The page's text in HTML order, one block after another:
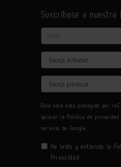
Suscríbase a nuestra
Email
Actividad
Provincia
Este sitio está protegido por
aplican la Política de privacidad
servicio de Google.
He leído y entiendo la
Privacidad